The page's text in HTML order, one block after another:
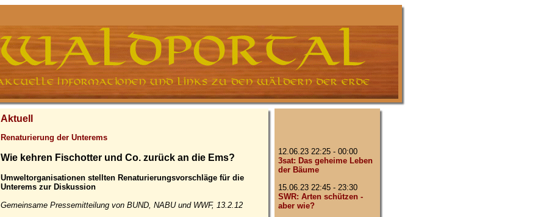
Aktuell
Renaturierung der Unterems
Wie kehren Fischotter und Co. zurück an die Ems?
Umweltorganisationen stellten Renaturierungsvorschläge für die
Unterems zur Diskussion
Gemeinsame Pressemitteilung von BUND, NABU und WWF, 13.2.12
12.06.23 22:25 - 00:00
3sat: Das geheime Leben
der Bäume
15.06.23 22:45 - 23:30
SWR: Arten schützen -
aber wie?